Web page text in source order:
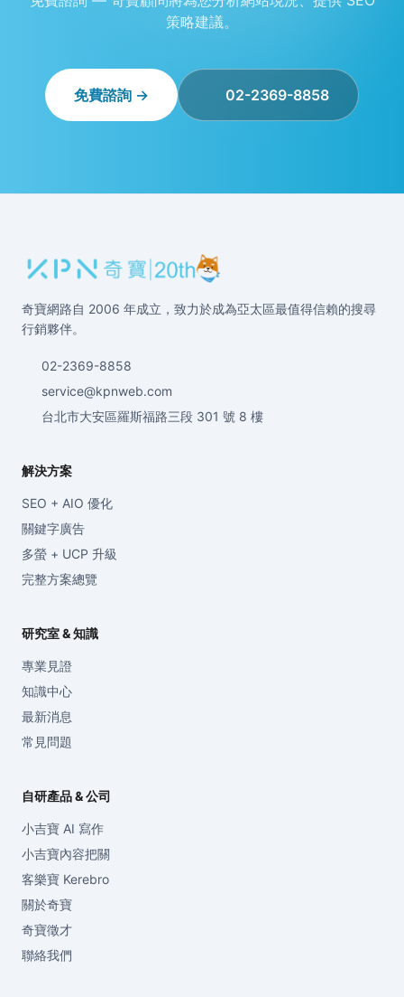
策略建議。
免費諮詢 → 02-2369-8858
奇寶網路自 2006 年成立，致力於成為亞太區最值得信賴的搜尋
行銷夥伴。
02-2369-8858
service@kpnweb.com
台北市大安區羅斯福路三段 301 號 8 樓
解決方案
SEO + AIO 優化
關鍵字廣告
多螢 + UCP 升級
完整方案總覽
研究室 & 知識
專業見證
知識中心
最新消息
常見問題
自研產品 & 公司
小吉寶 AI 寫作
小吉寶內容把關
客樂寶 Kerebro
關於奇寶
奇寶徵才
聯絡我們